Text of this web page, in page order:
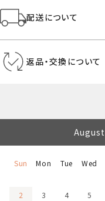
配送について
返品・交換について
August
Sun Mon Tue Wed
2
3 4 5